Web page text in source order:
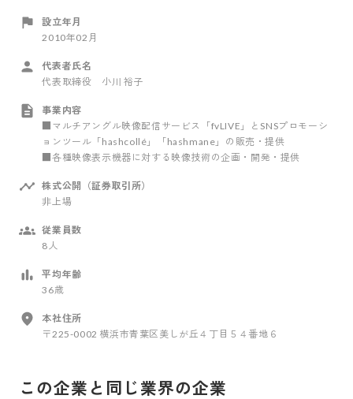
設立年月
2010年02月
代表者氏名
代表取締役 小川 裕子
事業内容
■マルチアングル映像配信サービス「fvLIVE」とSNSプロモーシ
ョンツール「hashcollé」「hashmane」の販売・提供
■各種映像表示機器に対する映像技術の企画・開発・提供
株式公開（証券取引所）
非上場
従業員数
8人
平均年齢
36歳
本社住所
〒225-0002 横浜市青葉区美しが丘４丁目５４番地６
この企業と同じ業界の企業